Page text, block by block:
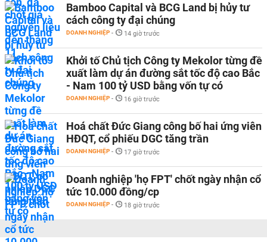
Bamboo Capital và BCG Land bị hủy tư
cách công ty đại chúng
DOANH NGHIỆP - 14 giờ trước
Khởi tố Chủ tịch Công ty Mekolor từng đề
xuất làm dự án đường sắt tốc độ cao Bắc
- Nam 100 tỷ USD bằng vốn tự có
DOANH NGHIỆP - 16 giờ trước
Hoá chất Đức Giang công bố hai ứng viên
HĐQT, cổ phiếu DGC tăng trần
DOANH NGHIỆP - 17 giờ trước
Doanh nghiệp 'họ FPT' chốt ngày nhận cổ
tức 10.000 đồng/cp
DOANH NGHIỆP - 18 giờ trước